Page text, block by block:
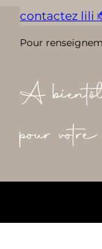
contactez lili
Pour
A
pour